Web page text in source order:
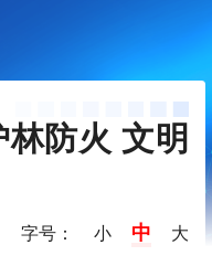
防火 文明
字号： 小 中 大